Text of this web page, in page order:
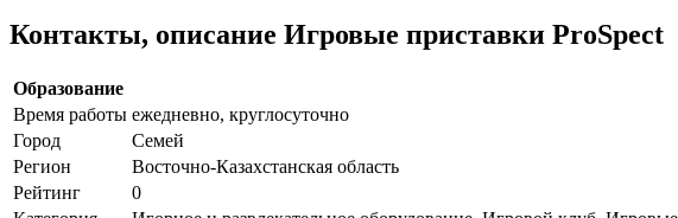
Контакты, описание Игровые приставки ProSpect
Образование
Время работы ежедневно, круглосуточно
Город
Семей
Регион
Восточно-Казахстанская область
Рейтинг
0